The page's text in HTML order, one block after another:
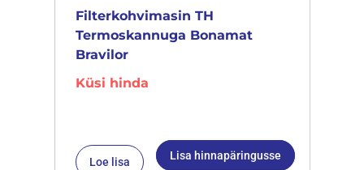
Filterkohvimasin TH
Termoskannuga Bonamat
Bravilor
Küsi hinda
Loe lisa Lisa hinnapäringusse